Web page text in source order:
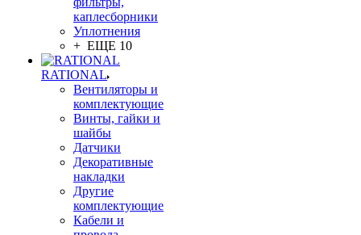
каплесборники
Уплотнения
+ ЕЩЕ 10
RATIONAL
Вентиляторы и
комплектующие
Винты, гайки и
шайбы
Датчики
Декоративные
накладки
Другие
комплектующие
Кабели и